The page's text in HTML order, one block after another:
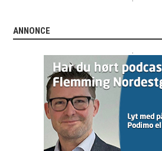
ANNONCE